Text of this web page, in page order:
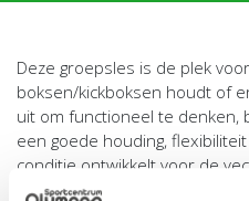
Deze groepsles is de plek
boksen/kickboksen houdt of
uit om functioneel te denken,
een goede houding,
conditie ontwikkelt voor de
welkom! We hebben een